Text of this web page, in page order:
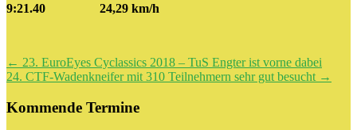
9:21.40 24,29 km/h
Beitragsnavigation
← 23. EuroEyes Cyclassics 2018 – TuS Engter ist vorne dabei
24. CTF-Wadenkneifer mit 310 Teilnehmern sehr gut besucht →
Kommende Termine